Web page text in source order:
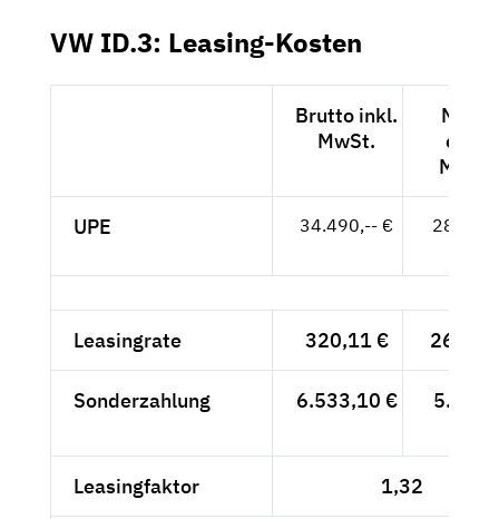
VW ID.3: Leasing-Kosten
Brutto inkl.
MwSt.
Netto
exkl.
MwSt.
UPE 34.490,-- €
Leasingrate 320,11 € 269,--
Sonderzahlung 6.533,10 €
Leasingfaktor 1,32